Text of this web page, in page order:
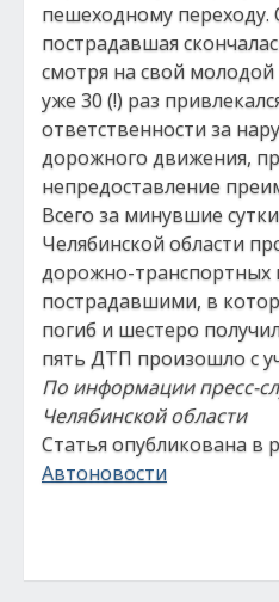
пешеходному
пострадавшая
смотря на свой молодой
уже 30 (!) раз
ответственности за
дорожного движения,
непредоставление
Всего за минувшие
Челябинской области
дорожно-транспортных
пострадавшими, в
погиб и шестеро
пять ДТП произошло с
По информации пресс-
Челябинской области
Статья опубликована в
Автоновости